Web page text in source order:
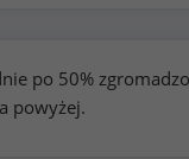
po 50%
powyżej.